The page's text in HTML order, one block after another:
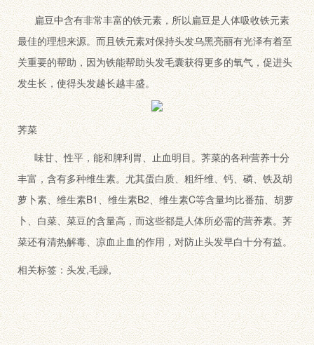
扁豆中含有非常丰富的铁元素，所以扁豆是人体吸收铁元素
最佳的理想来源。而且铁元素对保持头发乌黑亮丽有光泽有着至
关重要的帮助，因为铁能帮助头发毛囊获得更多的氧气，促进头
发生长，使得头发越长越丰盛。
荠菜
味甘、性平，能和脾利胃、止血明目。荠菜的各种营养十分
丰富，含有多种维生素。尤其蛋白质、粗纤维、钙、磷、铁及胡
萝卜素、维生素B1、维生素B2、维生素C等含量均比番茄、胡萝
卜、白菜、菜豆的含量高，而这些都是人体所必需的营养素。荠
菜还有清热解毒、凉血止血的作用，对防止头发早白十分有益。
相关标签：头发,毛躁,